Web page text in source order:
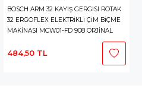
BOSCH ARM 32 KAYIŞ GERGİSİ ROTAK
32 ERGOFLEX ELEKTRİKLİ ÇİM BİÇME
MAKİNASI MCW01-FD 908 ORJİNAL
484,50 TL